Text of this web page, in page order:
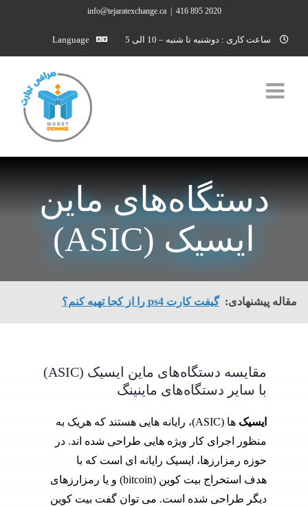
content
2020 895 416
info@tejaratexchange.ca
ساعت کاری : دوشنبه تا شنبه – 10 الی 5 Language
دستگاه‌های ماین
ایسیک (ASIC)
مقاله پیشنهادی: گیفت کارت ps4 را از کجا تهیه کنم؟
مقایسه دستگاه‌های ماین ایسیک (ASIC)
با سایر دستگاه‌های ماینینگ
ایسیک
ها (ASIC)، رایانه هایی هستند که هریک به
منظور اجرای کار ویژه هایی طراحی شده اند. در
حوزه رمزارزها، ایسیک رایانه ای است که با
هدف استخراج بیت کوین (bitcoin) و یا رمزارزهای
دیگر طراحی شده است. می توان گفت بیت کوین